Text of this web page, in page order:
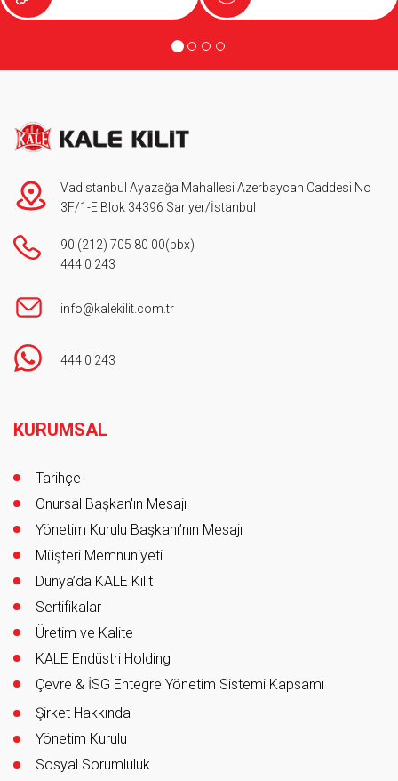
Vadistanbul Ayazağa Mahallesi Azerbaycan Caddesi No
3F/1-E Blok 34396 Sarıyer/İstanbul
90 (212) 705 80 00(pbx)
444 0 243
info@kalekilit.com.tr
444 0 243
KURUMSAL
Tarihçe
Onursal Başkan'ın Mesajı
Yönetim Kurulu Başkanı’nın Mesajı
Müşteri Memnuniyeti
Dünya’da KALE Kilit
Sertifikalar
Üretim ve Kalite
KALE Endüstri Holding
Çevre & İSG Entegre Yönetim Sistemi Kapsamı
Şirket Hakkında
Yönetim Kurulu
Sosyal Sorumluluk